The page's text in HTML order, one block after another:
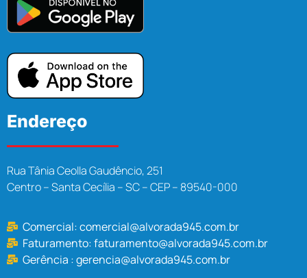
Endereço
Rua Tânia Ceolla Gaudêncio, 251
Centro – Santa Cecília – SC – CEP – 89540-000
Comercial:comercial@alvorada945.com.br
Faturamento:faturamento@alvorada945.com.br
Gerência :gerencia@alvorada945.com.br